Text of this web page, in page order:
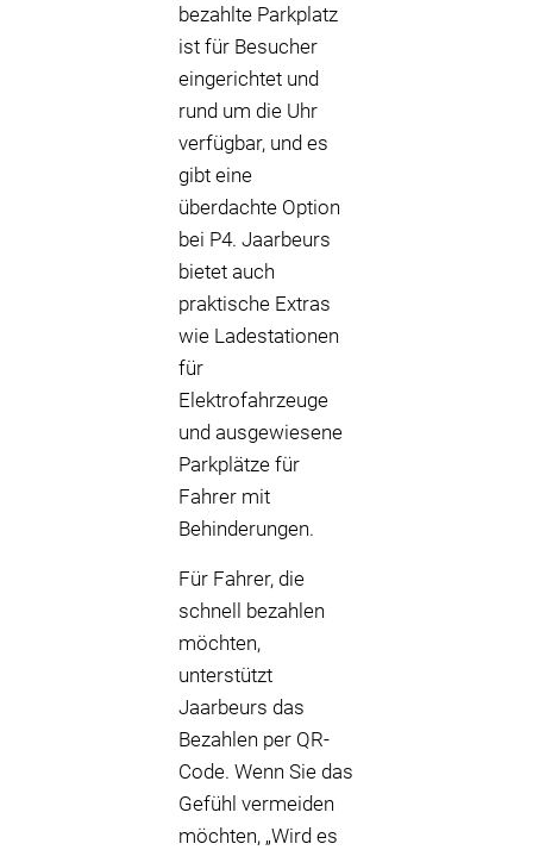
bezahlte Parkplatz
ist für Besucher
eingerichtet und
rund um die Uhr
verfügbar, und es
gibt eine
überdachte Option
bei P4. Jaarbeurs
bietet auch
praktische Extras
wie Ladestationen
für
Elektrofahrzeuge
und ausgewiesene
Parkplätze für
Fahrer mit
Behinderungen.
Für Fahrer, die
schnell bezahlen
möchten,
unterstützt
Jaarbeurs das
Bezahlen per QR-
Code. Wenn Sie das
Gefühl vermeiden
möchten, „Wird es